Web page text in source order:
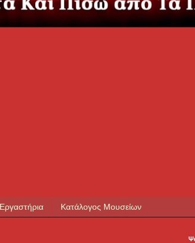
Κατάλογος Μουσείων